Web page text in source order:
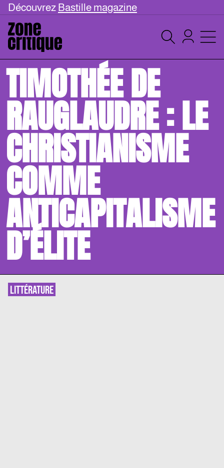
Découvrez Bastille magazine
TIMOTHÉE DE
RAUGLAUDRE : LE
CHRISTIANISME
COMME
ANTICAPITALISME
D’ÉLITE
LITTÉRATURE